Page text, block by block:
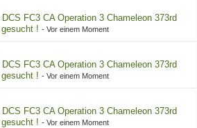
DCS FC3 CA Operation 3 Chameleon 373rd
! - Vor einem Moment
DCS FC3 CA Operation 3 Chameleon 373rd
! - Vor einem Moment
DCS FC3 CA Operation 3 Chameleon 373rd
! - Vor einem Moment